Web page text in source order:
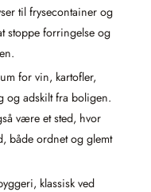
til frysecontainer og
stoppe forringelse og
for vin, kartofler,
og adskilt fra boligen.
være et sted, hvor
både ordnet og glemt
klassisk ved